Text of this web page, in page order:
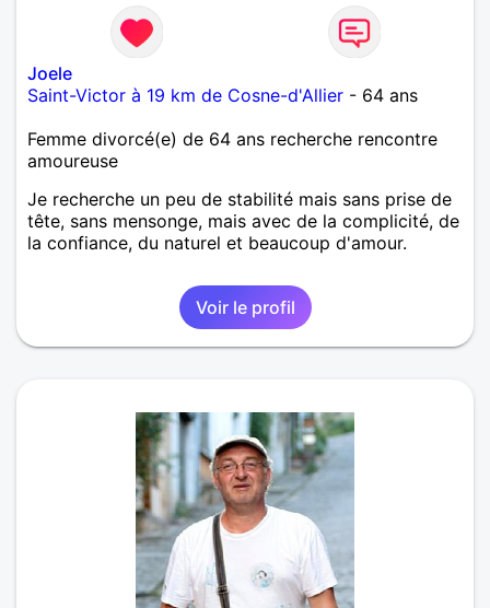
Joele
Saint-Victor à 19 km de Cosne-d'Allier - 64 ans
Femme divorcé(e) de 64 ans recherche rencontre
amoureuse
Je recherche un peu de stabilité mais sans prise de
tête, sans mensonge, mais avec de la complicité, de
la confiance, du naturel et beaucoup d'amour.
Voir le profil